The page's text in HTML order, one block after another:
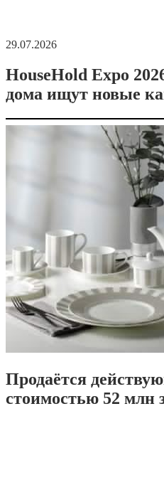
29.07.2026
HouseHold Expo
дома ищут новые
Продаётся
стоимостью 52 млн